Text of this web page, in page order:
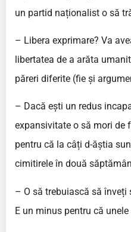
un partid naționalist o să
– Libera exprimare? Va
libertatea de a arăta
păreri diferite (fie și
– Dacă ești un redus
expansivitate o să mori de
pentru că la câți d-ăștia
cimitirele în două
– O să trebuiască să
E un minus pentru că